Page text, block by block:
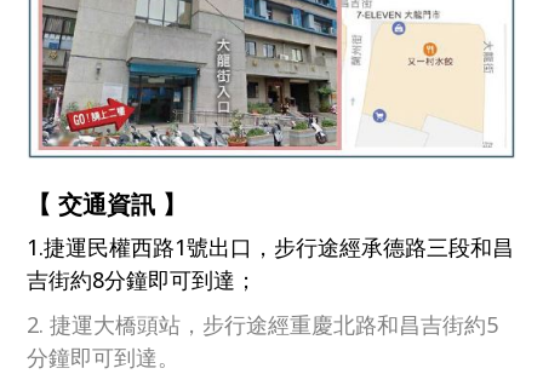
【 交通資訊 】
1.捷運民權西路1號出口，步行途經承德路三段和昌
吉街約8分鐘即可到達；
2. 捷運大橋頭站，步行途經重慶北路和昌吉街約5
分鐘即可到達。